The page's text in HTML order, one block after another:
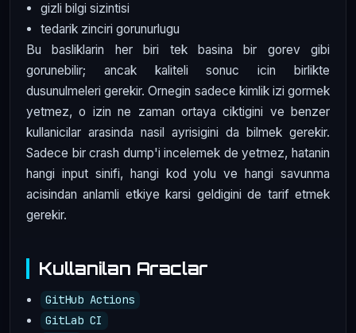
gizli bilgi sizintisi
tedarik zinciri gorunurlugu
Bu basliklarin her biri tek basina bir gorev gibi
gorunebilir; ancak kaliteli sonuc icin birlikte
dusunulmeleri gerekir. Ornegin sadece kimlik izi gormek
yetmez, o izin ne zaman ortaya ciktigini ve benzer
kullanicilar arasinda nasil ayrisigini da bilmek gerekir.
Sadece bir crash dump'i incelemek de yetmez, hatanin
hangi input sinifi, hangi kod yolu ve hangi savunma
acisindan anlamli etkiye karsi geldigini de tarif etmek
gerekir.
Kullanilan Araclar
GitHub Actions
GitLab CI